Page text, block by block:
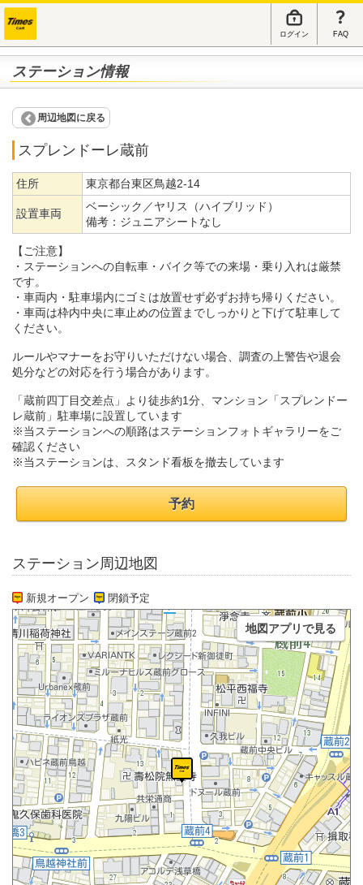
ログイン FAQ
ステーション情報
周辺地図に戻る
スプレンドーレ蔵前
住所 東京都台東区鳥越2-14
設置車両
ベーシック／ヤリス（ハイブリッド）
備考： ジュニアシートなし
【ご注意】
・ステーションへの自転車・バイク等での来場・乗り入れは厳禁
です。
・車両内・駐車場内にゴミは放置せず必ずお持ち帰りください。
・車両は枠内中央に車止めの位置までしっかりと下げて駐車して
ください。
ルールやマナーをお守りいただけない場合、調査の上警告や退会
処分などの対応を行う場合があります。
「蔵前四丁目交差点」より徒歩約1分、マンション「スプレンドー
レ蔵前」駐車場に設置しています
※当ステーションへの順路はステーションフォトギャラリーをご
確認ください
※当ステーションは、スタンド看板を撤去しています
予約
ステーション周辺地図
新規オープン 閉鎖予定
地図アプリで見る